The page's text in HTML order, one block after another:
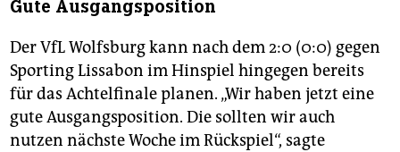
Gute Ausgangsposition
Der VfL Wolfsburg kann nach dem 2:0 (0:0) gegen
Sporting Lissabon im Hinspiel hingegen bereits
für das Achtelfinale planen. „Wir haben jetzt eine
gute Ausgangsposition. Die sollten wir auch
nutzen nächste Woche im Rückspiel“, sagte